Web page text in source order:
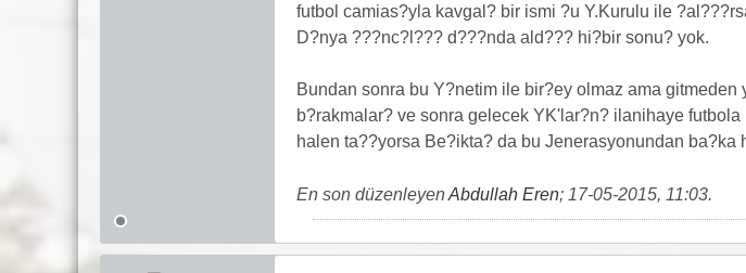
futbol camias?yla kavgal? bir ismi ?u Y.Kurulu ile
D?nya ???nc?l??? d???nda ald??? hi?bir sonu? yok.
Bundan sonra bu Y?netim ile bir?ey olmaz ama
b?rakmalar? ve sonra gelecek YK'lar?n? ilanihaye
halen ta??yorsa Be?ikta? da bu Jenerasyonundan
En son düzenleyenAbdullah Eren; 17-05-2015, 11:03.